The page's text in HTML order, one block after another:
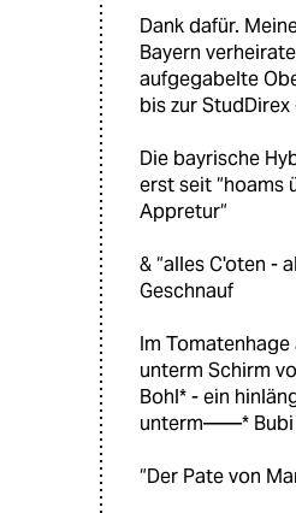
Dank dafür.
Bayern
aufgegabelte
bis zur StudDirex
Die bayrische
erst seit “hoams
Appretur“
& “alles C'oten -
Geschnauf
Im
unterm Schirm
Bohl* - ein
unterm——*
“Der Pate von